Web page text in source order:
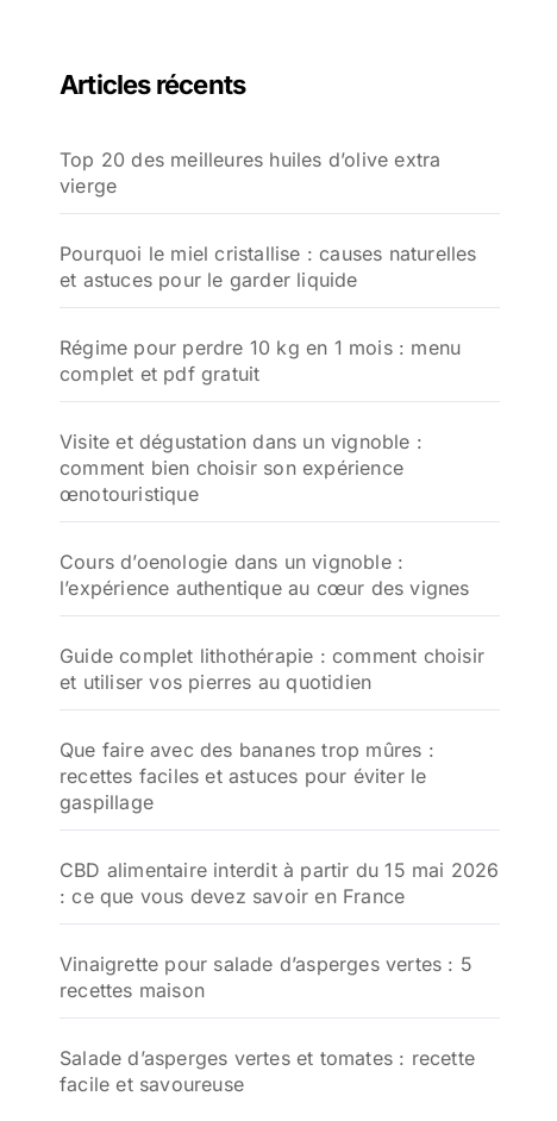
r
e
r
Articles récents
Top 20 des meilleures huiles d’olive extra
vierge
Pourquoi le miel cristallise : causes naturelles
et astuces pour le garder liquide
Régime pour perdre 10 kg en 1 mois : menu
complet et pdf gratuit
Visite et dégustation dans un vignoble :
comment bien choisir son expérience
œnotouristique
Cours d’oenologie dans un vignoble :
l’expérience authentique au cœur des vignes
Guide complet lithothérapie : comment choisir
et utiliser vos pierres au quotidien
Que faire avec des bananes trop mûres :
recettes faciles et astuces pour éviter le
gaspillage
CBD alimentaire interdit à partir du 15 mai 2026
: ce que vous devez savoir en France
Vinaigrette pour salade d’asperges vertes : 5
recettes maison
Salade d’asperges vertes et tomates : recette
facile et savoureuse